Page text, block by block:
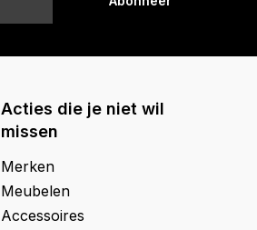
Acties die je niet wil
missen
Merken
Meubelen
Accessoires